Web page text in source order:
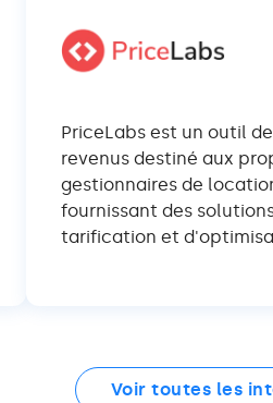
PriceLabs est un outil
revenus destiné aux
gestionnaires de
fournissant des
tarification et
Voir toutes les